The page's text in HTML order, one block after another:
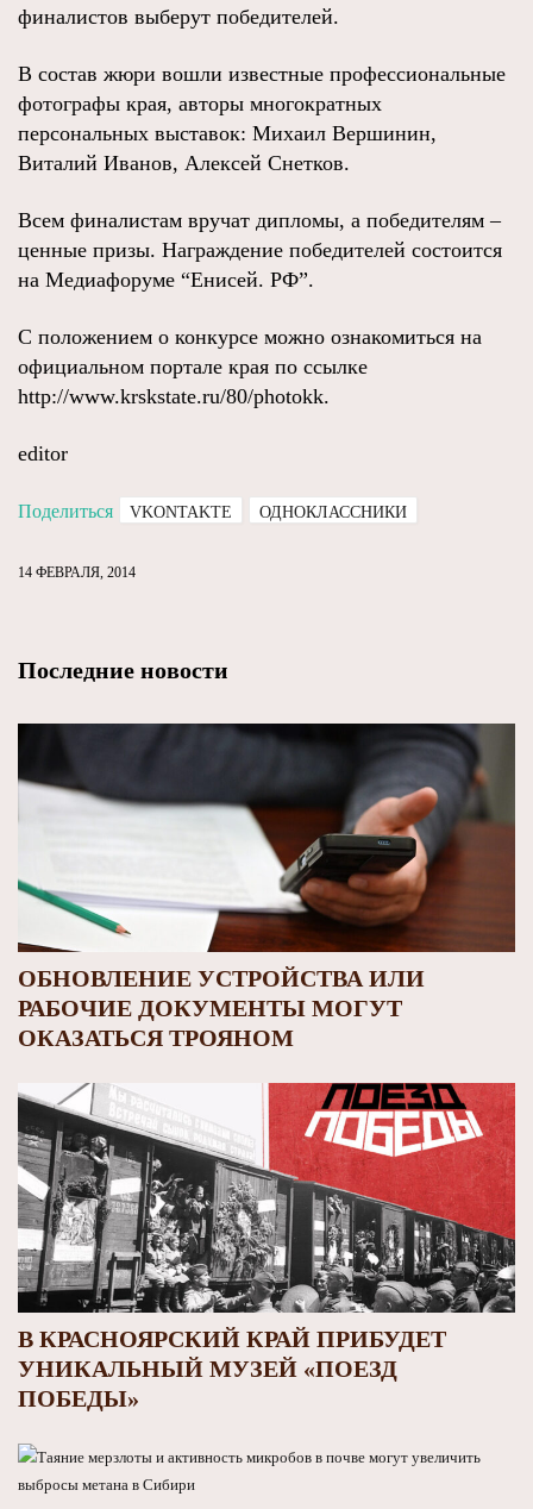
финалистов выберут победителей.
В состав жюри вошли известные профессиональные
фотографы края, авторы многократных
персональных выставок: Михаил Вершинин,
Виталий Иванов, Алексей Снетков.
Всем финалистам вручат дипломы, а победителям –
ценные призы. Награждение победителей состоится
на Медиафоруме “Енисей. РФ”.
С положением о конкурсе можно ознакомиться на
официальном портале края по ссылке
http://www.krskstate.ru/80/photokk.
editor
Поделиться VKONTAKTE ОДНОКЛАССНИКИ
14 ФЕВРАЛЯ, 2014
Последние новости
ОБНОВЛЕНИЕ УСТРОЙСТВА ИЛИ
РАБОЧИЕ ДОКУМЕНТЫ МОГУТ
ОКАЗАТЬСЯ ТРОЯНОМ
В КРАСНОЯРСКИЙ КРАЙ ПРИБУДЕТ
УНИКАЛЬНЫЙ МУЗЕЙ «ПОЕЗД
ПОБЕДЫ»